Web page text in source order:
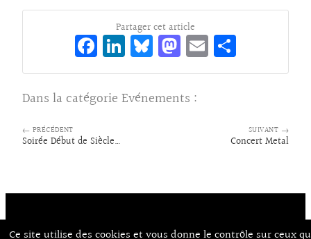
Partager cet article
Fa
ce
bo
o
k
Li
n
ke
dI
Bl
ue
sk
y
M
as
to
d
E
m rt
Dans la catégorie Evénements :
← PRÉCÉDENT
Soirée Début de Siècle…
SUIVANT →
Concert Metal
Contact À Propos d’Aux Arts
Ce site utilise des cookies et vous donne le contrôle sur ceux